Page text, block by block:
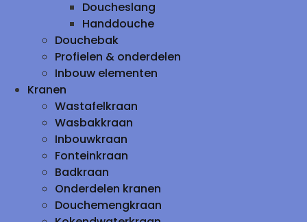
Doucheslang
Handdouche
Douchebak
Profielen & onderdelen
Inbouw elementen
Kranen
Wastafelkraan
Wasbakkraan
Inbouwkraan
Fonteinkraan
Badkraan
Onderdelen kranen
Douchemengkraan